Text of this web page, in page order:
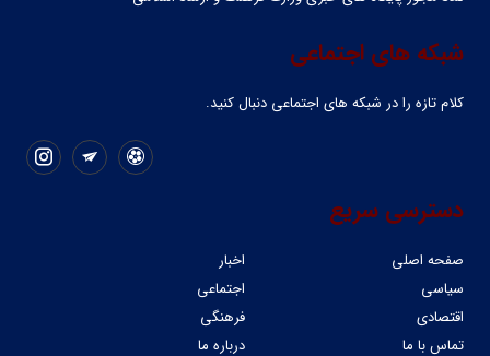
شبکه های اجتماعی
کلام تازه را در شبکه ‌های اجتماعی دنبال کنید.
دسترسی سریع
صفحه اصلی
اخبار
سیاسی
اجتماعی
اقتصادی
فرهنگی
تماس با ما
درباره ما